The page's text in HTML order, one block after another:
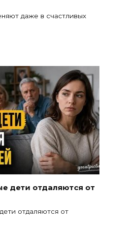
даже в счастливых
дети отдаляются от
отдаляются от